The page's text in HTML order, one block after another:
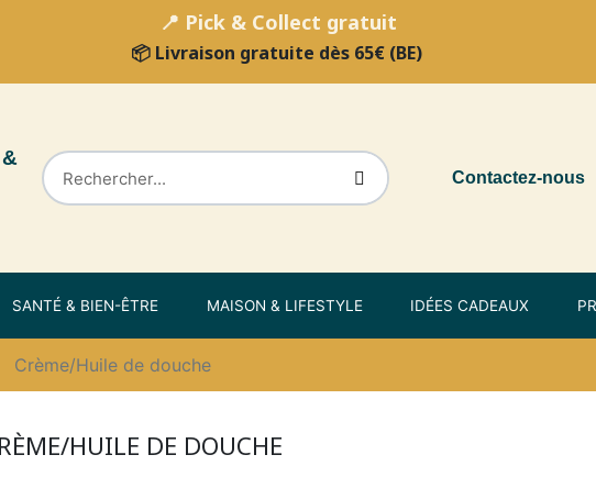
📍 Pick & Collect gratuit
📦 Livraison gratuite dès 65€ (BE)
Contactez-nous
SANTÉ & BIEN-ÊTRE MAISON & LIFESTYLE IDÉES CADEAUX
Crème/Huile de douche
HUILE DE DOUCHE